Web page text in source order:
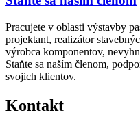
Pracujete v oblasti výstavby
projektant, realizátor
výrobca komponentov,
Staňte sa naším členom,
svojich klientov.
Kontakt